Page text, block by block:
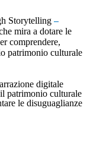
Storytelling –
mira a dotare le
comprendere,
patrimonio culturale
digitale
patrimonio culturale
le disuguaglianze